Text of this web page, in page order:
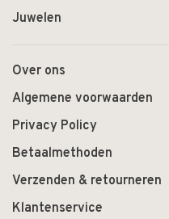
Juwelen
Over ons
Algemene voorwaarden
Privacy Policy
Betaalmethoden
Verzenden & retourneren
Klantenservice